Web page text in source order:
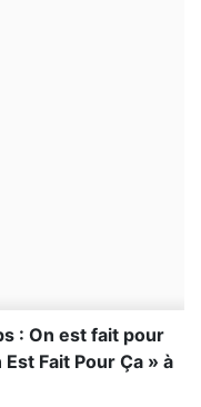
: On est fait pour
Fait Pour Ça » à